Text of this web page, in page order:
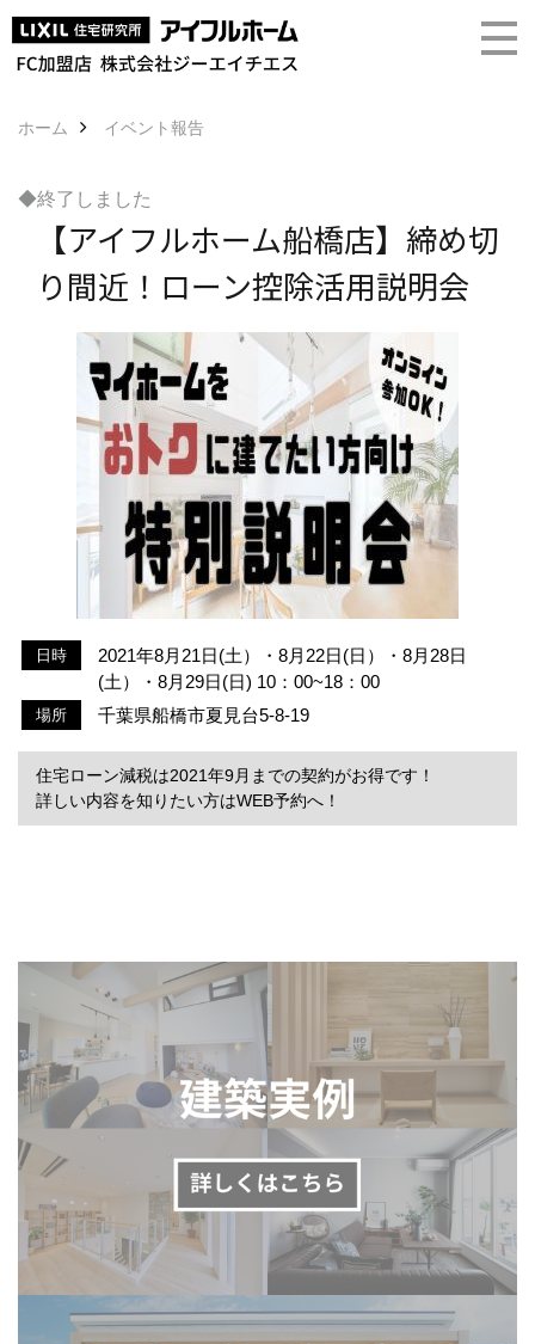
ホーム イベント報告
◆終了しました
【アイフルホーム船橋店】締め切
り間近！ローン控除活用説明会
日時
2021年8月21日(土）・8月22日(日）・8月28日
(土）・8月29日(日) 10：00~18：00
場所 千葉県船橋市夏見台5-8-19
住宅ローン減税は2021年9月までの契約がお得です！
詳しい内容を知りたい方はWEB予約へ！